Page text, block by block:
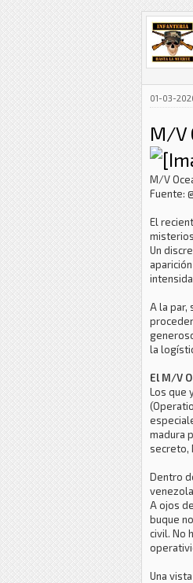
01-03-
M/V
M/V
Fuente:
El
Un
A la par,
la
El M/V
Los que
madura
secreto,
Dentro
A ojos
buque
civil. No
Una